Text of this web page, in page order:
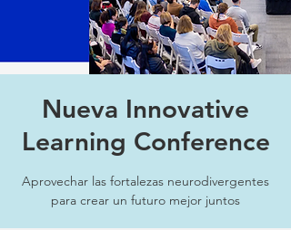
Nueva Innovative
Learning Conference
Aprovechar las fortalezas neurodivergentes
para crear un futuro mejor juntos